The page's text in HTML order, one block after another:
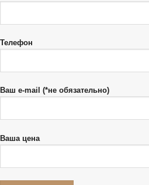
Телефон
Ваш e-mail (*не обязательно)
Ваша цена